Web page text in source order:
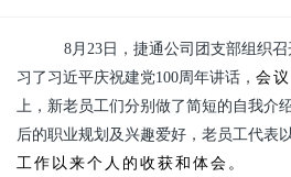
8月23日，捷通公司团支部组织
习了习近平庆祝建党100周年讲话， 会
上，新老员工们分别做了简短的自我介
后的职业规划及兴趣爱好，老员工代表
工作以来个人的收获和体会。